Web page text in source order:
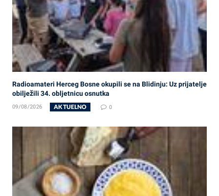
Radioamateri Herceg Bosne okupili se na Blidinju: Uz prijatelje
obilježili 34. obljetnicu osnutka
09/08/2026 AKTUELNO 0